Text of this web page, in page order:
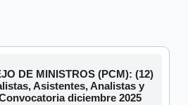
DE MINISTROS (PCM): (12)
Asistentes, Analistas y
diciembre 2025